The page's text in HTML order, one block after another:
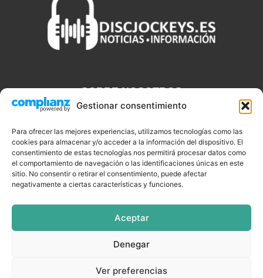
Gestionar consentimiento
Para ofrecer las mejores experiencias, utilizamos tecnologías como las
cookies para almacenar y/o acceder a la información del dispositivo. El
consentimiento de estas tecnologías nos permitirá procesar datos como
el comportamiento de navegación o las identificaciones únicas en este
sitio. No consentir o retirar el consentimiento, puede afectar
negativamente a ciertas características y funciones.
Aceptar
Denegar
Ver preferencias
SOBRE NOSOTROS
que necesitas saber sobre noticias, novedades, tecnologías y
aplicaciones que te ayudaran a ser un mejor Djs.
SÍGUENOS
EQUIPAMIENTO EVENTOS